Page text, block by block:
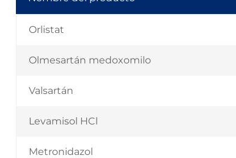
Orlistat
Olmesartán medoxomilo
Valsartán
Levamisol HCl
Metronidazol